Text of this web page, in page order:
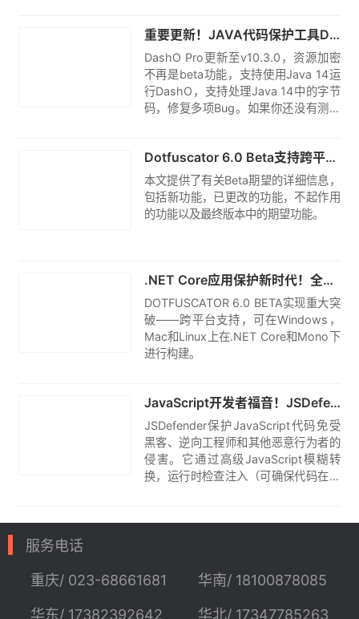
重要更新！JAVA代码保护工具DashO Pro v10.3.0 资源加密不再使用beta功能
DashO Pro更新至v10.3.0，资源加密
不再是beta功能，支持使用Java 14运
行DashO，支持处理Java 14中的字节
码，修复多项Bug。如果你还没有测试
Dotfuscator 6.0 Beta支持跨平台构建！关于全新版本你想知道的细节都在这里
本文提供了有关Beta期望的详细信息，
包括新功能，已更改的功能，不起作用
的功能以及最终版本中的期望功能。
.NET Core应用保护新时代！全新Dotfuscator v6.0 Beta强势支持Windows，Mac和Linux跨平台构建保护
DOTFUSCATOR 6.0 BETA实现重大突
破——跨平台支持，可在Windows，
Mac和Linux上在.NET Core和Mono下
进行构建。
JavaScript开发者福音！JSDefender 1.0来临！四大特性强效保护JavaScript代码免受侵害！
JSDefender保护JavaScript代码免受
黑客、逆向工程师和其他恶意行为者的
侵害。它通过高级JavaScript模糊转
换，运行时检查注入（可确保代码在运
服务电话
重庆/ 023-68661681
华东/ 17382392642
华南/ 18100878085
华北/ 17347785263